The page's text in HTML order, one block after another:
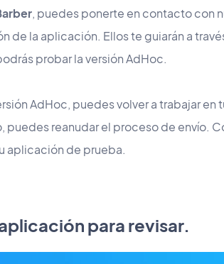
, puedes ponerte en contacto con
de la aplicación. Ellos te guiarán a
probar la versión AdHoc.
AdHoc, puedes volver a trabajar en
puedes reanudar el proceso de envío.
aplicación de prueba.
para revisar.